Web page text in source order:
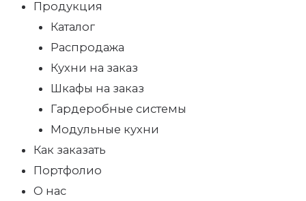
Продукция
Каталог
Распродажа
Кухни на заказ
Шкафы на заказ
Гардеробные системы
Модульные кухни
Как заказать
Портфолио
О нас